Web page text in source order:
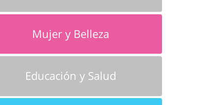
Mujer y Belleza
Educación y Salud